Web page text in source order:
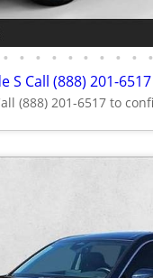
• • • • • • • • • •
S Call (888) 201-6517